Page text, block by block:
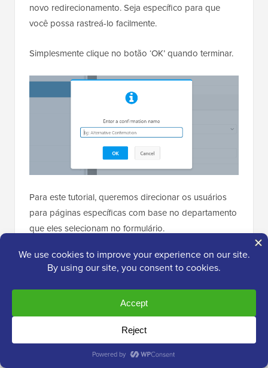
novo redirecionamento. Seja específico para que
você possa rastreá-lo facilmente.
Simplesmente clique no botão ‘OK’ quando terminar.
Para este tutorial, queremos direcionar os usuários
para páginas específicas com base no departamento
que eles selecionam no formulário.
Primeiro, você pode selecionar 'Ir para URL
(Redirecionar)' no menu suspenso Tipo de
Confirmação e, em seguida, inserir um link para a
página respectiva no campo 'URL de
Redirecionamento de Confirmação'.